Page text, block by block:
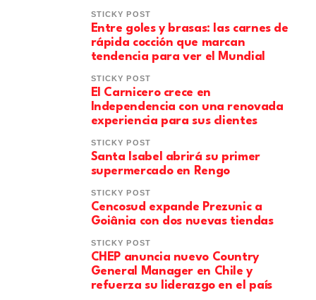
STICKY POST
Entre goles y brasas: las carnes de
rápida cocción que marcan
tendencia para ver el Mundial
STICKY POST
El Carnicero crece en
Independencia con una renovada
experiencia para sus clientes
STICKY POST
Santa Isabel abrirá su primer
supermercado en Rengo
STICKY POST
Cencosud expande Prezunic a
Goiânia con dos nuevas tiendas
STICKY POST
CHEP anuncia nuevo Country
General Manager en Chile y
refuerza su liderazgo en el país